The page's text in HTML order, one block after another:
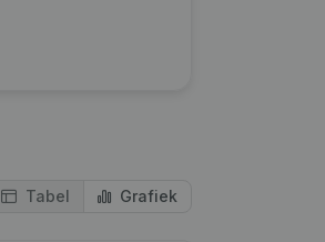
Tabel Grafiek